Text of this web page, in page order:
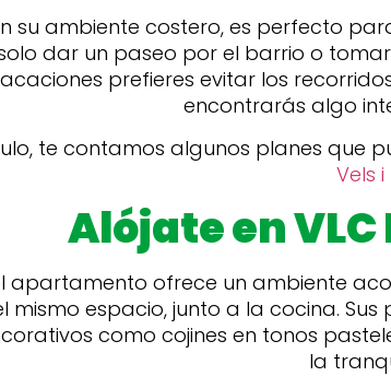
su ambiente costero, es perfecto
dar un paseo por el barrio o
prefieres evitar los
encontrarás algo
te contamos algunos planes que
Vels
Alójate en
apartamento ofrece un ambiente
mismo espacio, junto a la cocina.
como cojines en tonos
la